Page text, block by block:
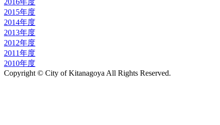
2016年度
2015年度
2014年度
2013年度
2012年度
2011年度
2010年度
Copyright © City of Kitanagoya All Rights Reserved.